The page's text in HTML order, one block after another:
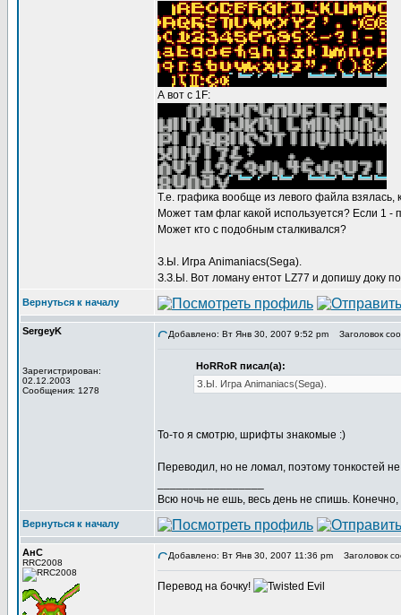
А вот с 1F:
Т.е. графика вообще из левого файла
Может там флаг какой используется? Если 1 -
Может кто с подобным сталкивался?
З.Ы. Игра Animaniacs(Sega).
З.З.Ы. Вот ломану ентот LZ77 и допишу доку
Вернуться к началу
SergeyK
Зарегистрирован:
02.12.2003
Сообщения: 1278
Добавлено: Вт Янв 30, 2007 9:52 pm Заголовок
HoRRoR писал(а):
З.Ы. Игра Animaniacs(Sega).
То-то я смотрю, шрифты знакомые :)
Переводил, но не ломал, поэтому тонкостей
Всю ночь не ешь, весь день не спишь. Конечно,
Вернуться к началу
АнС
RRC2008
Добавлено: Вт Янв 30, 2007 11:36 pm Заголовок
Перевод на бочку!